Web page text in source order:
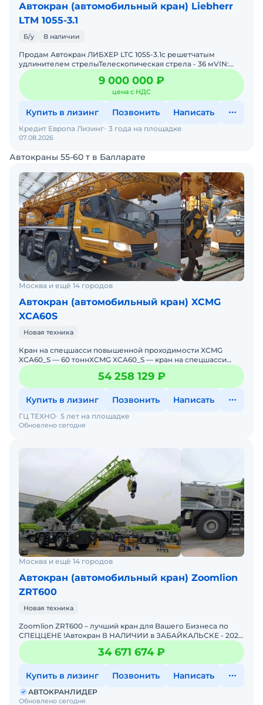
Автокран (автомобильный кран) Liebherr
LTM 1055-3.1
Б/у В наличии
Продам Автокран ЛИБХЕР LTC 1055-3.1с решетчатым
удлинителем стрелыТелескопическая стрела - 36 мVIN:
W093130008EL05086Марка, модель ТС: ЛИБХЕР LTC 1055-
3.1Наимен
9 000 000 ₽
цена с НДС
Купить в лизинг Позвонить Написать
07.08.2026
Кредит Европа Лизинг 3 года на площадке
Автокраны 55-60 т в Балларате
Москва и ещё 14 городов
Автокран (автомобильный кран) XCMG
XCA60S
Новая техника
Кран на спецшасси повышенной проходимости XCMG
XCA60_S — 60 тоннXCMG XCA60_S — кран на спецшасси
повышенной проходимости грузоподъёмностью 60 тонн,
54 258 129 ₽
Купить в лизинг Позвонить Написать
Обновлено сегодня
ГЦ ТЕХНО 5 лет на площадке
Москва и ещё 14 городов
Автокран (автомобильный кран) Zoomlion
ZRT600
Новая техника
Zoоmliоn ZRT600 – лучший кран для Baшего Бизнесa по
CПЕЦЦЕНЕ !Автoкрaн В HAЛИЧИИ в ЗAБAЙKАЛЬСКЕ - 2026
гoд, нoвый!Прoведeна прeдпpодaжная подготовкa, кpaн
34 671 674 ₽
Купить в лизинг Позвонить Написать
Обновлено сегодня
АВТОКРАНЛИДЕР